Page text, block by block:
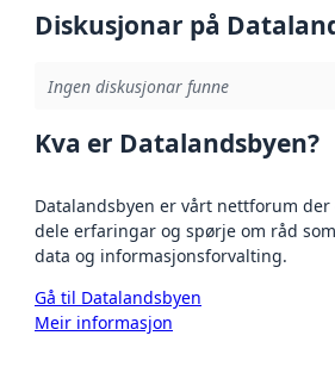
Diskusjonar på
Ingen diskusjonar funne
Kva er Datalandsbyen?
Datalandsbyen er vårt nettforum der
dele erfaringar og spørje om råd
data og informasjonsforvalting.
Gå til Datalandsbyen
Meir informasjon